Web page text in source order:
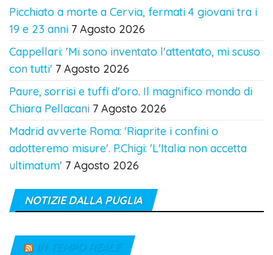
Picchiato a morte a Cervia, fermati 4 giovani tra i
19 e 23 anni 7 Agosto 2026
Cappellari: 'Mi sono inventato l'attentato, mi scuso
con tutti' 7 Agosto 2026
Paure, sorrisi e tuffi d'oro. Il magnifico mondo di
Chiara Pellacani 7 Agosto 2026
Madrid avverte Roma: 'Riaprite i confini o
adotteremo misure'. P.Chigi: 'L'Italia non accetta
ultimatum' 7 Agosto 2026
NOTIZIE DALLA PUGLIA
IN TEMPO REALE